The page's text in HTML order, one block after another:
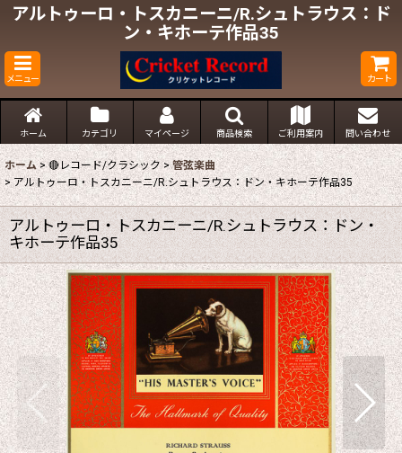
アルトゥーロ・トスカニーニ/R.シュトラウス：ド
ン・キホーテ作品35
メニュー カート
ホーム カテゴリ マイページ 商品検索 ご利用案内 問い合わせ
ホーム > 🔴レコード/クラシック > 管弦楽曲
> アルトゥーロ・トスカニーニ/R.シュトラウス：ドン・キホーテ作品35
アルトゥーロ・トスカニーニ/R.シュトラウス：ドン・
キホーテ作品35